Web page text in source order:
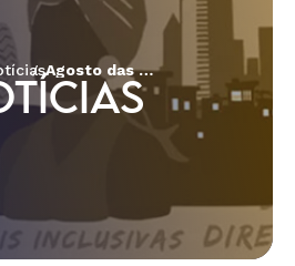
Agosto das Juventudes